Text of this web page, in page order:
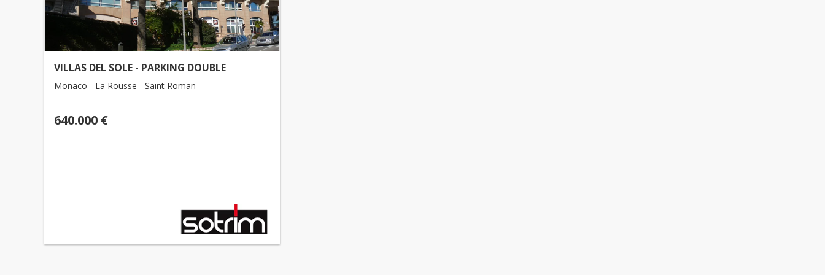
VILLAS DEL SOLE - PARKING DOUBLE
Monaco - La Rousse - Saint Roman
640.000 €